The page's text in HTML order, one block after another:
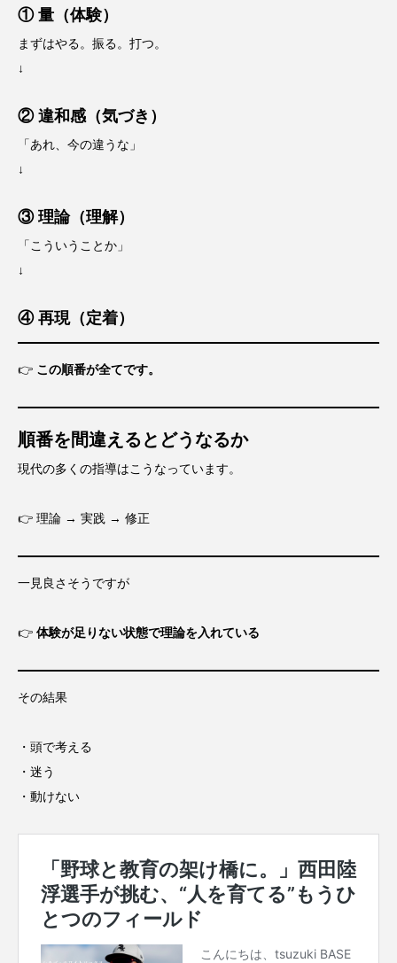
① 量（体験）
まずはやる。振る。打つ。
↓
② 違和感（気づき）
「あれ、今の違うな」
↓
③ 理論（理解）
「こういうことか」
↓
④ 再現（定着）
👉 この順番が全てです。
順番を間違えるとどうなるか
現代の多くの指導はこうなっています。
👉 理論 → 実践 → 修正
一見良さそうですが
👉 体験が足りない状態で理論を入れている
その結果
・頭で考える
・迷う
・動けない